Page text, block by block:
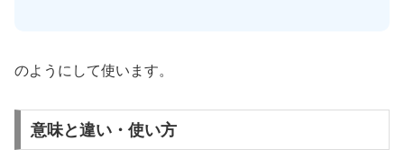
のようにして使います。
意味と違い・使い方